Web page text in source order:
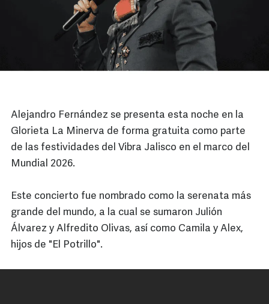
Alejandro Fernández se presenta esta noche en la
Glorieta La Minerva de forma gratuita como parte
de las festividades del Vibra Jalisco en el marco del
Mundial 2026.
Este concierto fue nombrado como la serenata más
grande del mundo, a la cual se sumaron Julión
Álvarez y Alfredito Olivas, así como Camila y Alex,
hijos de "El Potrillo".